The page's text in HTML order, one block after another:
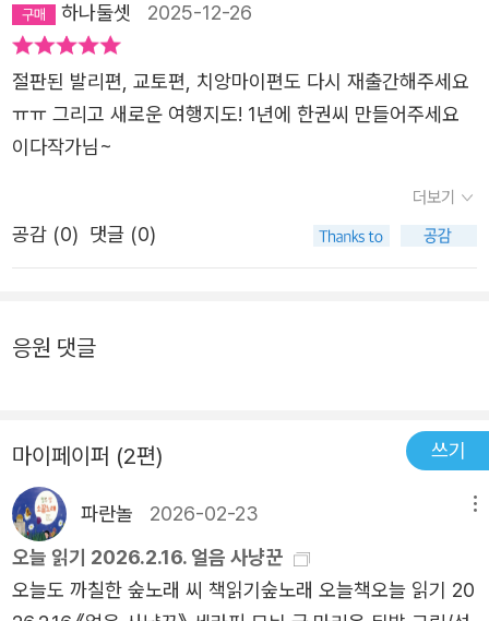
하나둘셋 2025-12-26
절판된 발리편, 교토편, 치앙마이편도 다시 재출간해주세요
ㅠㅠ 그리고 새로운 여행지도! 1년에 한권씨 만들어주세요
이다작가님~
더보기
공감 (0) 댓글 (0)
응원 댓글
마이페이퍼 (2편) 쓰기
파란놀 2026-02-23
오늘 읽기 2026.2.16. 얼음 사냥꾼
오늘도 까칠한 숲노래 씨 책읽기숲노래 오늘책오늘 읽기 20